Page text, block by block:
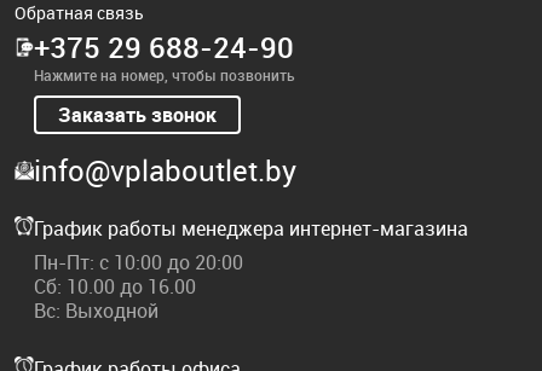
Обратная связь
+375 29 688-24-90
Нажмите на номер, чтобы позвонить
Заказать звонок
info@vplaboutlet.by
График работы менеджера интернет-магазина
Пн-Пт: с 10:00 до 20:00
Сб: 10.00 до 16.00
Вс: Выходной